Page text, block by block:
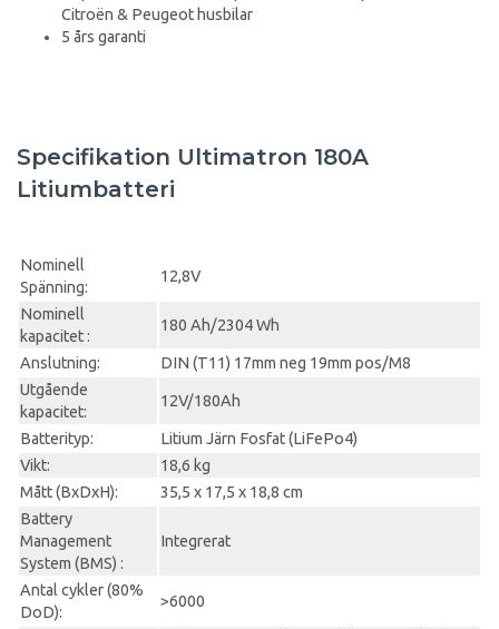
Citroën & Peugeot husbilar
5 års garanti
Specifikation Ultimatron 180A
Litiumbatteri
Nominell
Spänning:
12,8V
Nominell
kapacitet :
180 Ah/2304 Wh
Anslutning:
DIN (T11) 17mm neg 19mm pos/M8
Utgående
kapacitet:
12V/180Ah
Batterityp:
Litium Järn Fosfat (LiFePo4)
Vikt:
18,6 kg
Mått (BxDxH):
35,5 x 17,5 x 18,8 cm
Battery
Management
System (BMS) :
Integrerat
Antal cykler (80%
DoD):
>6000